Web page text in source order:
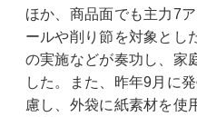
ほか、商品面でも主力7
ールや削り節を対象とし
の実施などが奏功し、家
した。また、昨年9月に
慮し、外袋に紙素材を使